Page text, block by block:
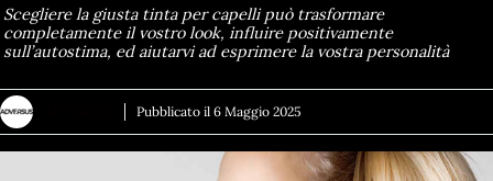
Scegliere la giusta tinta per capelli può trasformare
completamente il vostro look, influire positivamente
sull’autostima, ed aiutarvi ad esprimere la vostra personalità
Pubblicato il 6 Maggio 2025